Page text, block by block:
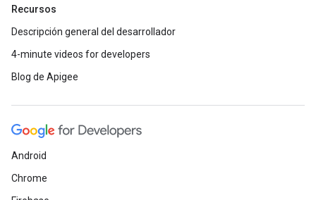
Recursos
Descripción general del desarrollador
4-minute videos for developers
Blog de Apigee
Android
Chrome